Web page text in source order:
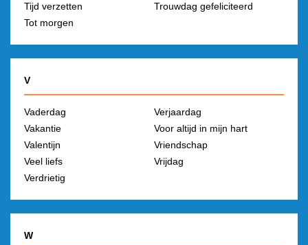
Tijd verzetten
Tot morgen
Trouwdag gefeliciteerd
V
Vaderdag
Vakantie
Valentijn
Veel liefs
Verdrietig
Verjaardag
Voor altijd in mijn hart
Vriendschap
Vrijdag
W